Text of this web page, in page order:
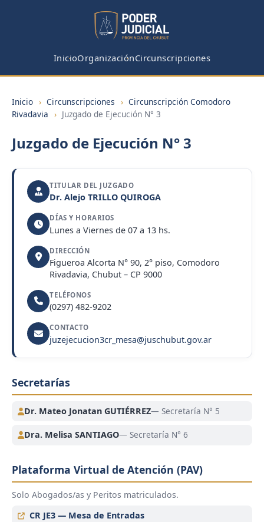
InicioOrganizaciónCircunscripciones
Inicio › Circunscripciones › Circunscripción Comodoro
Rivadavia › Juzgado de Ejecución N° 3
Juzgado de Ejecución N° 3
TITULAR DEL JUZGADO
Dr. Alejo TRILLO QUIROGA
DÍAS Y HORARIOS
Lunes a Viernes de 07 a 13 hs.
DIRECCIÓN
Figueroa Alcorta N° 90, 2° piso, Comodoro
Rivadavia, Chubut – CP 9000
TELÉFONOS
(0297) 482-9202
CONTACTO
juzejecucion3cr_mesa@juschubut.gov.ar
Secretarías
Dr. Mateo Jonatan GUTIÉRREZ— Secretaría N° 5
Dra. Melisa SANTIAGO— Secretaría N° 6
Plataforma Virtual de Atención (PAV)
Solo Abogados/as y Peritos matriculados.
CR JE3 — Mesa de Entradas